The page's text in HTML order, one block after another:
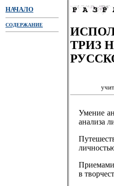
НАЧАЛО
СОДЕРЖАНИЕ
ТРИЗ
Умение
анализа
Приемами
в